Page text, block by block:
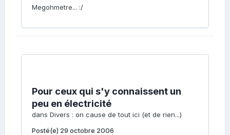
Megohmetre... :/
Pour ceux qui s'y connaissent un
peu en électricité
dans Divers : on cause de tout ici (et de rien...)
Posté(e) 29 octobre 2006